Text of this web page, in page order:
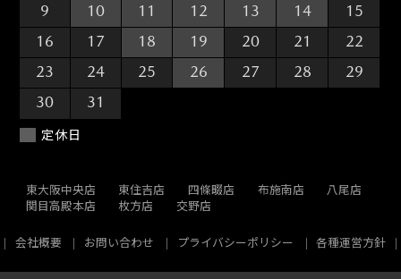
9
10 11 12 13 14
15
16
17 18 19 20 21
22
23
24 25 26 27 28
29
30
31
定休日
東大阪中央店 東住吉店 四條畷店 布施南店
八尾店
関目高殿本店
枚方店 交野店
会社概要 お問い合わせ プライバシーポリシー 各種運営方針